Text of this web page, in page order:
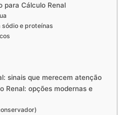
para Cálculo Renal
sódio e proteínas
sinais que merecem atenção
Renal: opções modernas e